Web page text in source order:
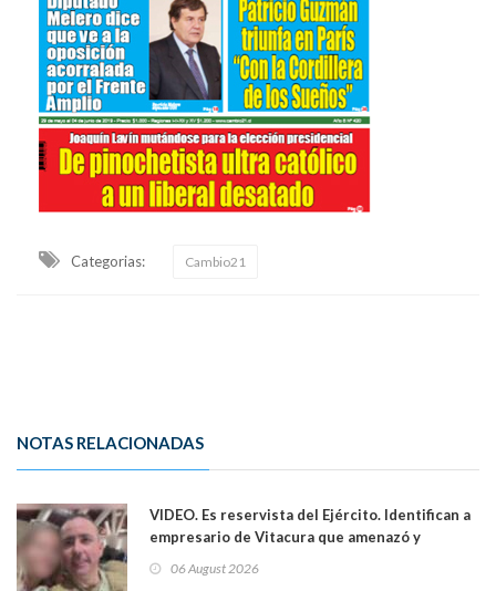
Categorias: Cambio21
NOTAS RELACIONADAS
VIDEO. Es reservista del Ejército. Identifican a
empresario de Vitacura que amenazó y
al "ring raja". Se trata de Andrés Arrieta y la
06 August 2026